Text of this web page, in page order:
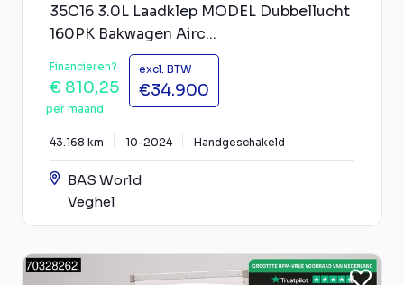
35C16 3.0L Laadklep MODEL Dubbellucht
160PK Bakwagen Airc...
Financieren?
€ 810,25
per maand
excl. BTW
€34.900
43.168 km 10-2024 Handgeschakeld
BAS World
Veghel